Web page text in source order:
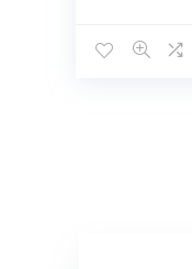
Outfit Rood